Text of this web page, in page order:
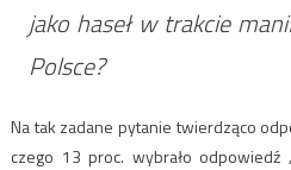
jako haseł w trakcie
Polsce?
Na tak zadane pytanie twierdząco
czego 13 proc. wybrało odpowiedź